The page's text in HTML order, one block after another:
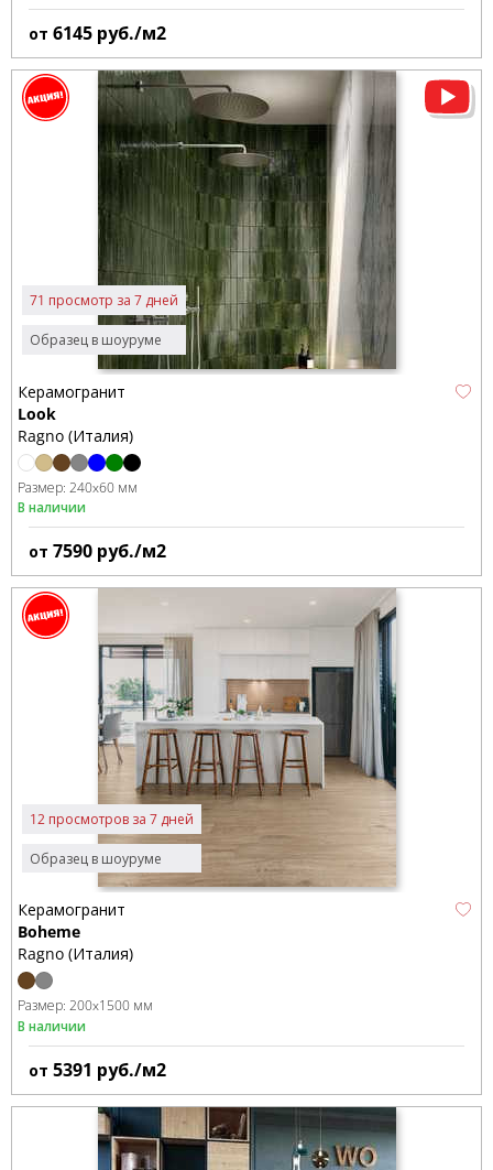
от 6145 руб./м2
Образец в шоуруме
71 просмотр за 7 дней
Керамогранит
Look
Ragno (Италия)
Размер: 240x60 мм
В наличии
от 7590 руб./м2
Образец в шоуруме
12 просмотров за 7 дней
Керамогранит
Boheme
Ragno (Италия)
Размер: 200x1500 мм
В наличии
от 5391 руб./м2